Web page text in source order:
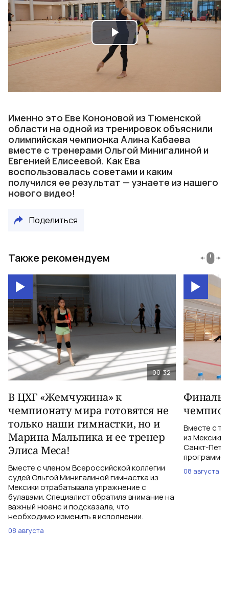
Play
Video
Именно это Еве Кононовой из Тюменской
области на одной из тренировок объяснили
олимпийская чемпионка Алина Кабаева
вместе с тренерами Ольгой Минигалиной и
Евгенией Елисеевой. Как Ева
воспользовалась советами и каким
получился ее результат — узнаете из нашего
нового видео!
Поделиться
Также рекомендуем
00:32
В ЦХГ «Жемчужина» к
чемпионату мира готовятся не
только наши гимнастки, но и
Марина Мальпика и ее тренер
Элиса Меса!
Вместе с членом Всероссийской коллегии
судей Ольгой Минигалиной гимнастка из
Мексики отрабатывала упражнение с
булавами. Специалист обратила внимание на
важный нюанс и подсказала, что
необходимо изменить в исполнении.
08 августа
Вместе с
из Мексики
Санкт-
программе
08 августа